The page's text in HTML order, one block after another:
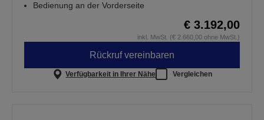
Bedienung an der Vorderseite
€ 3.192,00
inkl. MwSt. (€ 2.660,00 ohne MwSt.)
Rückruf vereinbaren
Verfügbarkeit in Ihrer Nähe Vergleichen